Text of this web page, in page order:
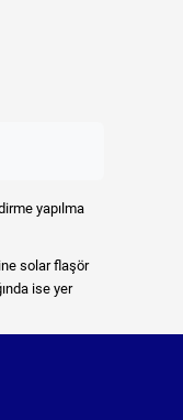
yapılma
solar flaşör
ise yer